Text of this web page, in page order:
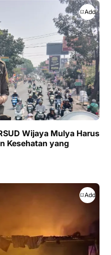
Add
Wijaya Mulya Harus
Kesehatan yang
Add